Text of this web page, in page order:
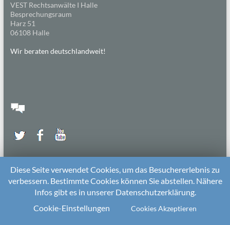
VEST Rechtsanwälte I Halle
Besprechungsraum
Harz 51
06108 Halle
Wir beraten deutschlandweit!
2026 beiDie KitarechtlerUnterstützt von:WordPress. Theme: Spacious von
ThemeGrill
Diese Seite verwendet Cookies, um das Besuchererlebnis zu
verbessern. Bestimmte Cookies können Sie abstellen. Nähere
Infos gibt es in unserer Datenschutzerklärung.
Cookie-Einstellungen
Cookies Akzeptieren